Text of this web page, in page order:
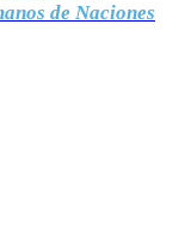
de Naciones